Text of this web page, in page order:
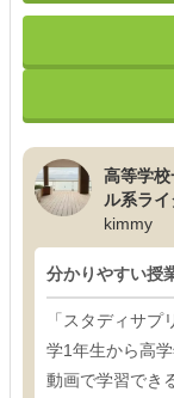
高等学
ル系ラ
kimmy
分かりやすい授
「スタディサプ
学1年生から高
動画で学習でき